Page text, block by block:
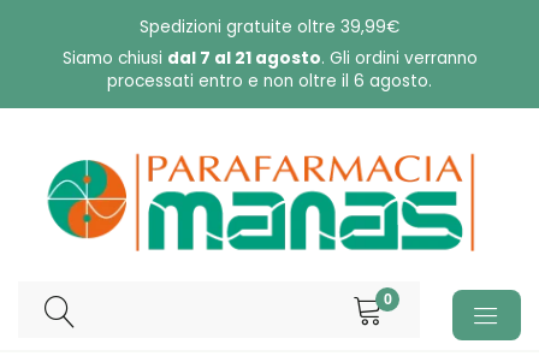
Spedizioni gratuite oltre 39,99€
Siamo chiusi dal 7 al 21 agosto. Gli ordini verranno
processati entro e non oltre il 6 agosto.
0